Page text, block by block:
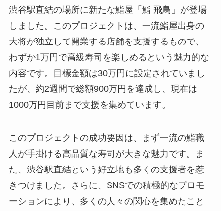
渋谷駅直結の場所に新たな鮨屋「鮨 飛鳥」が登場
しました。このプロジェクトは、一流鮨屋出身の
大将が独立して開業する店舗を支援するもので、
わずか1万円で高級寿司を楽しめるという魅力的な
内容です。目標金額は30万円に設定されていまし
たが、約2週間で総額900万円を達成し、現在は
1000万円目前まで支援を集めています。
このプロジェクトの成功要因は、まず一流の鮨職
人が手掛ける高品質な寿司が大きな魅力です。ま
た、渋谷駅直結という好立地も多くの支援者を惹
きつけました。さらに、SNSでの積極的なプロモ
ーションにより、多くの人々の関心を集めたこと